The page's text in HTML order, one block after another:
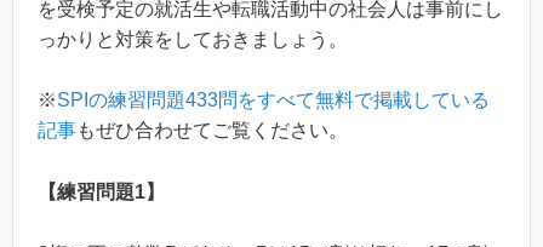
を受検予定の就活生や転職活動中の社会人は事前にし
っかりと対策をしておきましょう。
※SPIの練習問題433問をすべて無料で掲載している
記事もぜひ合わせてご覧ください。
【練習問題1】